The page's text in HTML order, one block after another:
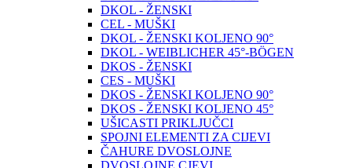
DKOL - ŽENSKI
CEL - MUŠKI
DKOL - ŽENSKI KOLJENO 90°
DKOL - WEIBLICHER 45°-BÖGEN
DKOS - ŽENSKI
CES - MUŠKI
DKOS - ŽENSKI KOLJENO 90°
DKOS - ŽENSKI KOLJENO 45°
UŠICASTI PRIKLJUČCI
SPOJNI ELEMENTI ZA CIJEVI
ČAHURE DVOSLOJNE
DVOSLOJNE CJEVI